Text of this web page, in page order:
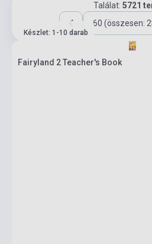
Találat: 5721
60 (összesen:
Készlet: 1-10 darab
Fairyland 2 Teacher's Book